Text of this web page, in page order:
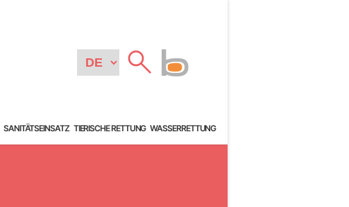
SANITÄTSEINSATZ TIERISCHE RETTUNG WASSERRETTUNG